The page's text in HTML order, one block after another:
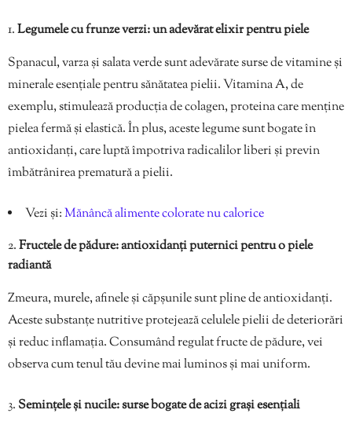
Legumele cu frunze verzi: un adevărat elixir pentru piele
Spanacul, varza și salata verde sunt adevărate surse de vitamine și
minerale esențiale pentru sănătatea pielii. Vitamina A, de
exemplu, stimulează producția de colagen, proteina care menține
pielea fermă și elastică. În plus, aceste legume sunt bogate în
antioxidanți, care luptă împotriva radicalilor liberi și previn
îmbătrânirea prematură a pielii.
Vezi și:Mănâncă alimente colorate nu calorice
Fructele de pădure: antioxidanți puternici pentru o piele
radiantă
Zmeura, murele, afinele și căpșunile sunt pline de antioxidanți.
Aceste substanțe nutritive protejează celulele pielii de deteriorări
și reduc inflamația. Consumând regulat fructe de pădure, vei
observa cum tenul tău devine mai luminos și mai uniform.
Semințele și nucile: surse bogate de acizi grași esențiali